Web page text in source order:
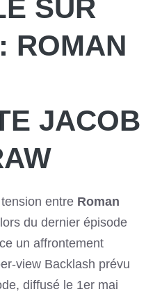
SUR
ROMAN
JACOB
entre Roman
lors du dernier épisode
un affrontement
view Backlash prévu
diffusé le 1er mai